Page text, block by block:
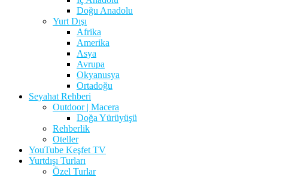
Doğu Anadolu
Yurt Dışı
Afrika
Amerika
Asya
Avrupa
Okyanusya
Ortadoğu
Seyahat Rehberi
Outdoor | Macera
Doğa Yürüyüşü
Rehberlik
Oteller
YouTube Keşfet TV
Yurtdışı Turları
Özel Turlar